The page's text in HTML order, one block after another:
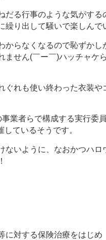
だる行事のような気がする
繰り出して騒いで楽しんで
からなくなるので恥ずかし
ません(￣ー￣)ハッチャケ
ぐれも使い終わった衣装や
業者らで構成する実行委
しているそうです。
ないように、なおかつハロ
に対する保険治療をはじめ